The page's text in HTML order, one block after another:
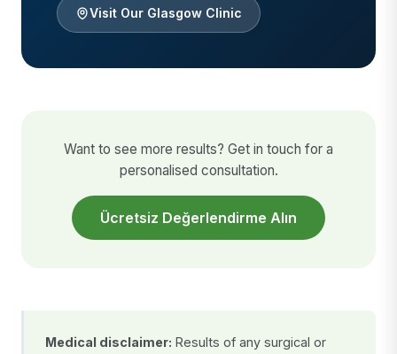
Visit Our Glasgow Clinic
Want to see more results? Get in touch for a
personalised consultation.
Ücretsiz Değerlendirme Alın
Medical disclaimer: Results of any surgical or